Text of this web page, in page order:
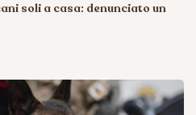
soli a casa: denunciato un